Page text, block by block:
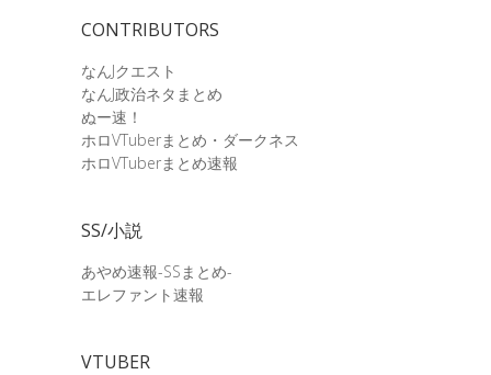
CONTRIBUTORS
なんJクエスト
なんJ政治ネタまとめ
ぬー速！
ホロVTuberまとめ・ダークネス
ホロVTuberまとめ速報
SS/小説
あやめ速報-SSまとめ-
エレファント速報
VTUBER